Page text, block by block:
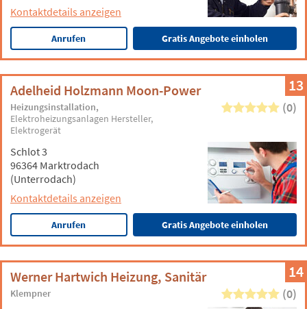
Kontaktdetails anzeigen
Anrufen Gratis Angebote einholen
13
Adelheid Holzmann Moon-Power
Heizungsinstallation
Elektroheizungsanlagen Hersteller
Elektrogerät
(0)
Schlot 3
96364 Marktrodach
(Unterrodach)
Kontaktdetails anzeigen
Anrufen Gratis Angebote einholen
14
Werner Hartwich Heizung, Sanitär
Klempner (0)